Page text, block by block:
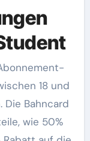
18 und
Die Bahncard
wie 50%